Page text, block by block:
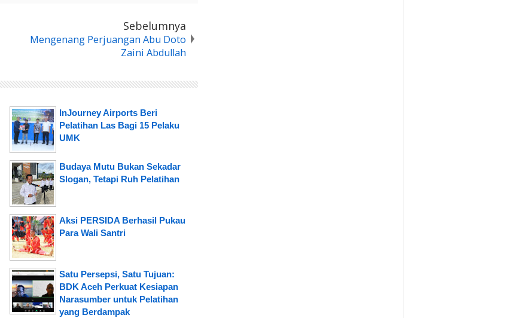
Sebelumnya
Mengenang Perjuangan Abu Doto
Zaini Abdullah
InJourney Airports Beri
Pelatihan Las Bagi 15 Pelaku
UMK
Budaya Mutu Bukan Sekadar
Slogan, Tetapi Ruh Pelatihan
Aksi PERSIDA Berhasil Pukau
Para Wali Santri
Satu Persepsi, Satu Tujuan:
BDK Aceh Perkuat Kesiapan
Narasumber untuk Pelatihan
yang Berdampak